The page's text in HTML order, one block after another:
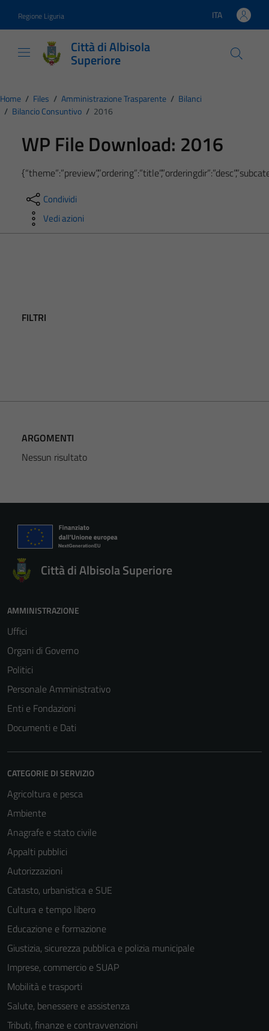
Regione Liguria Lingua attiva:
ITA
Città di Albisola
Superiore
Home / Files / Amministrazione Trasparente / Bilanci
/ Bilancio Consuntivo / 2016
WP File Download: 2016
Condividi
Vedi azioni
FILTRI
ARGOMENTI
Nessun risultato
Città di Albisola Superiore
AMMINISTRAZIONE
Uffici
Organi di Governo
Politici
Personale Amministrativo
Enti e Fondazioni
Documenti e Dati
CATEGORIE DI SERVIZIO
Agricoltura e pesca
Ambiente
Anagrafe e stato civile
Appalti pubblici
Autorizzazioni
Catasto, urbanistica e SUE
Cultura e tempo libero
Educazione e formazione
Giustizia, sicurezza pubblica e polizia municipale
Imprese, commercio e SUAP
Mobilità e trasporti
Salute, benessere e assistenza
Tributi, finanze e contravvenzioni